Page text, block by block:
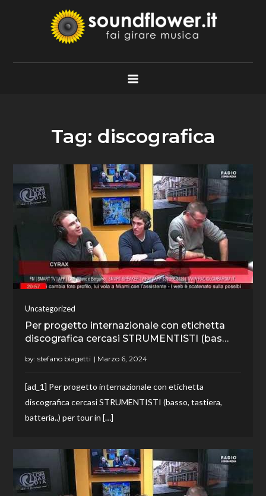
Soundflower.it
Fai Girare Musica
Tag: discografica
Uncategorized
Per progetto internazionale con etichetta
discografica cercasi STRUMENTISTI (bas…
by:stefano biagetti
[ad_1] Per progetto internazionale con etichetta
discografica cercasi STRUMENTISTI (basso, tastiera,
batteria..) per tour in […]